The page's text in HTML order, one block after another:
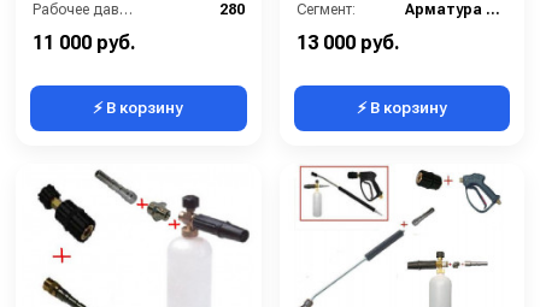
Рабочее давление (бар):
280
11 000 руб.
⚡ В корзину
Сегмент:
Арматура высокого давления
Температура, C:
13 000 руб.
⚡ В корзину